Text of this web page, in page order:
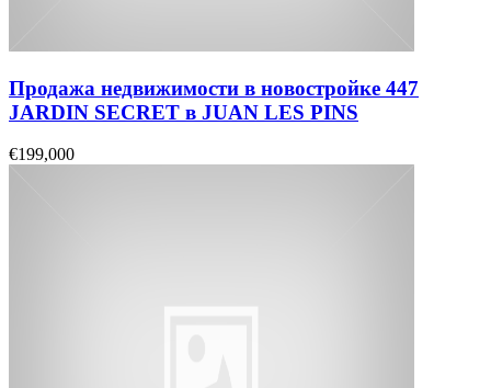
Продажа недвижимости в новостройке 447
JARDIN SECRET в JUAN LES PINS
€199,000